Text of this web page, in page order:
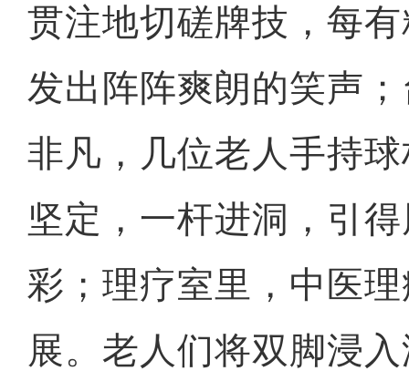
贯注地切磋牌技，每
发出阵阵爽朗的笑声
非凡，几位老人手持
坚定，一杆进洞，引
彩；理疗室里，中医
展。老人们将双脚浸